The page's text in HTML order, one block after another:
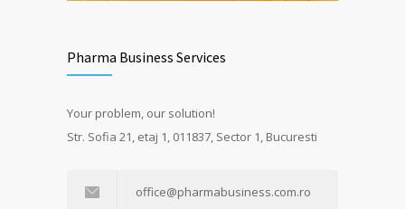
Pharma Business Services
Your problem, our solution!
Str. Sofia 21, etaj 1, 011837, Sector 1, Bucuresti
office@pharmabusiness.com.ro